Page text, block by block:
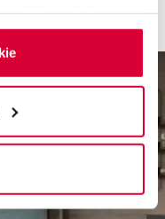
essere espresso
Se non vuole i
consenso sul tasto